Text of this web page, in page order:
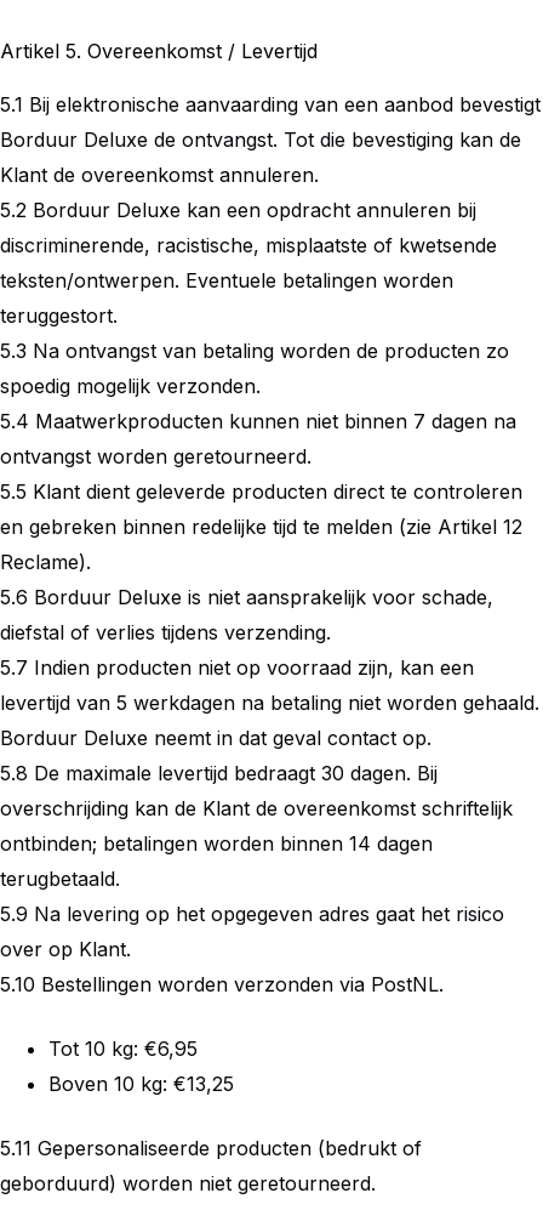
Artikel 5. Overeenkomst / Levertijd
5.1 Bij elektronische aanvaarding van een aanbod bevestigt
Borduur Deluxe de ontvangst. Tot die bevestiging kan de
Klant de overeenkomst annuleren.
5.2 Borduur Deluxe kan een opdracht annuleren bij
discriminerende, racistische, misplaatste of kwetsende
teksten/ontwerpen. Eventuele betalingen worden
teruggestort.
5.3 Na ontvangst van betaling worden de producten zo
spoedig mogelijk verzonden.
5.4 Maatwerkproducten kunnen niet binnen 7 dagen na
ontvangst worden geretourneerd.
5.5 Klant dient geleverde producten direct te controleren
en gebreken binnen redelijke tijd te melden (zie Artikel 12
Reclame).
5.6 Borduur Deluxe is niet aansprakelijk voor schade,
diefstal of verlies tijdens verzending.
5.7 Indien producten niet op voorraad zijn, kan een
levertijd van 5 werkdagen na betaling niet worden gehaald.
Borduur Deluxe neemt in dat geval contact op.
5.8 De maximale levertijd bedraagt 30 dagen. Bij
overschrijding kan de Klant de overeenkomst schriftelijk
ontbinden; betalingen worden binnen 14 dagen
terugbetaald.
5.9 Na levering op het opgegeven adres gaat het risico
over op Klant.
5.10 Bestellingen worden verzonden via PostNL.
Tot 10 kg: €6,95
Boven 10 kg: €13,25
5.11 Gepersonaliseerde producten (bedrukt of
geborduurd) worden niet geretourneerd.